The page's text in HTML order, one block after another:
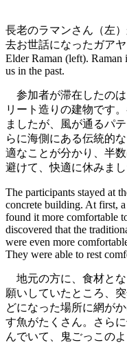
長老のラマンさん（左
去お世話になったガアヤ
Elder Raman (left). Raman
us in the past.
参加者が滞在したの
リート造りの建物です
ましたが、風が通るパ
らに海側にある伝統的
適なことが分かり、半
避けて、快適に休みまし
The participants stayed at
concrete building. At first,
found it more comfortable
discovered that the
were even more
They were able to rest
地元の方に、食材と
願いしていたところ、
どになった場所に網が
す魚がたくさん。さら
んでいて、鬼ごっこの